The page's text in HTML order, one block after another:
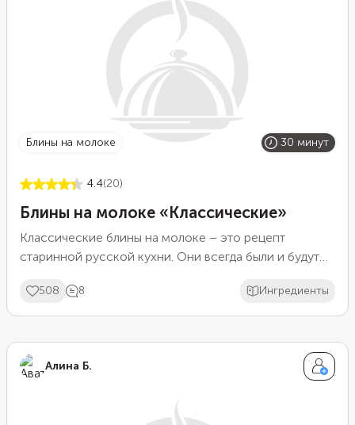
блины на молоке 30 минут
4.4(20)
Блины на молоке «Классические»
Классические блины на молоке – это рецепт
старинной русской кухни. Они всегда были и будут
508 8 Ингредиенты
Алина Б.